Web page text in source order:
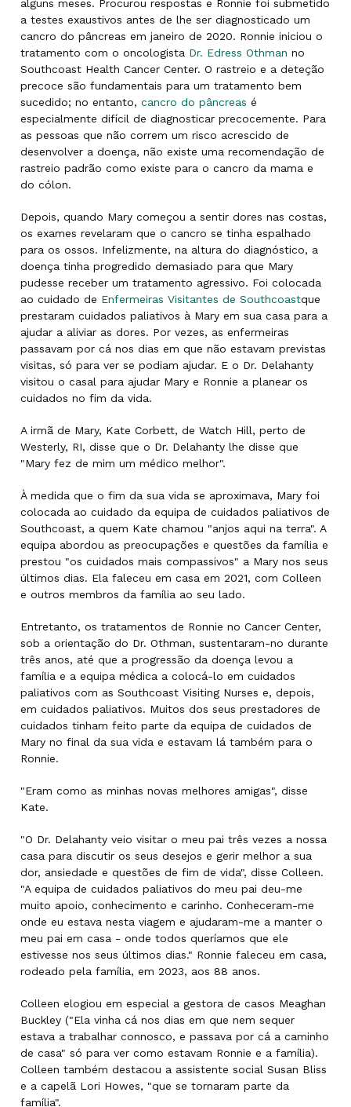
alguns meses. Procurou respostas e Ronnie foi submetido
a testes exaustivos antes de lhe ser diagnosticado um
cancro do pâncreas em janeiro de 2020. Ronnie iniciou o
tratamento com o oncologista Dr. Edress Othman no
Southcoast Health Cancer Center. O rastreio e a deteção
precoce são fundamentais para um tratamento bem
sucedido; no entanto, cancro do pâncreas é
especialmente difícil de diagnosticar precocemente. Para
as pessoas que não correm um risco acrescido de
desenvolver a doença, não existe uma recomendação de
rastreio padrão como existe para o cancro da mama e
do cólon.
Depois, quando Mary começou a sentir dores nas costas,
os exames revelaram que o cancro se tinha espalhado
para os ossos. Infelizmente, na altura do diagnóstico, a
doença tinha progredido demasiado para que Mary
pudesse receber um tratamento agressivo. Foi colocada
ao cuidado de Enfermeiras Visitantes de Southcoastque
prestaram cuidados paliativos à Mary em sua casa para a
ajudar a aliviar as dores. Por vezes, as enfermeiras
passavam por cá nos dias em que não estavam previstas
visitas, só para ver se podiam ajudar. E o Dr. Delahanty
visitou o casal para ajudar Mary e Ronnie a planear os
cuidados no fim da vida.
A irmã de Mary, Kate Corbett, de Watch Hill, perto de
Westerly, RI, disse que o Dr. Delahanty lhe disse que
"Mary fez de mim um médico melhor".
À medida que o fim da sua vida se aproximava, Mary foi
colocada ao cuidado da equipa de cuidados paliativos de
Southcoast, a quem Kate chamou "anjos aqui na terra". A
equipa abordou as preocupações e questões da família e
prestou "os cuidados mais compassivos" a Mary nos seus
últimos dias. Ela faleceu em casa em 2021, com Colleen
e outros membros da família ao seu lado.
Entretanto, os tratamentos de Ronnie no Cancer Center,
sob a orientação do Dr. Othman, sustentaram-no durante
três anos, até que a progressão da doença levou a
família e a equipa médica a colocá-lo em cuidados
paliativos com as Southcoast Visiting Nurses e, depois,
em cuidados paliativos. Muitos dos seus prestadores de
cuidados tinham feito parte da equipa de cuidados de
Mary no final da sua vida e estavam lá também para o
Ronnie.
"Eram como as minhas novas melhores amigas", disse
Kate.
"O Dr. Delahanty veio visitar o meu pai três vezes a nossa
casa para discutir os seus desejos e gerir melhor a sua
dor, ansiedade e questões de fim de vida", disse Colleen.
"A equipa de cuidados paliativos do meu pai deu-me
muito apoio, conhecimento e carinho. Conheceram-me
onde eu estava nesta viagem e ajudaram-me a manter o
meu pai em casa - onde todos queríamos que ele
estivesse nos seus últimos dias." Ronnie faleceu em casa,
rodeado pela família, em 2023, aos 88 anos.
Colleen elogiou em especial a gestora de casos Meaghan
Buckley ("Ela vinha cá nos dias em que nem sequer
estava a trabalhar connosco, e passava por cá a caminho
de casa" só para ver como estavam Ronnie e a família).
Colleen também destacou a assistente social Susan Bliss
e a capelã Lori Howes, "que se tornaram parte da
família".